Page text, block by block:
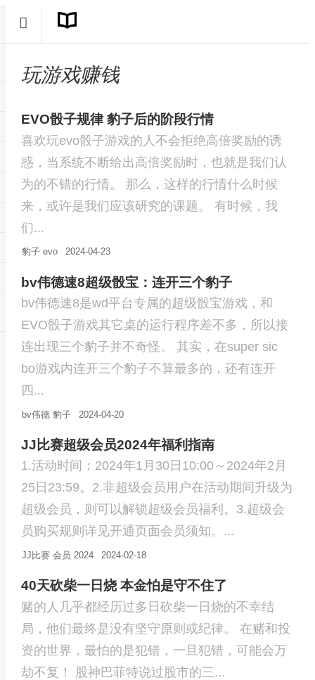
玩游戏赚钱
EVO骰子规律 豹子后的阶段行情
喜欢玩evo骰子游戏的人不会拒绝高倍奖励的诱
惑，当系统不断给出高倍奖励时，也就是我们认
为的不错的行情。 那么，这样的行情什么时候
来，或许是我们应该研究的课题。 有时候，我
们...
豹子 evo 2024-04-23
bv伟德速8超级骰宝：连开三个豹子
bv伟德速8是wd平台专属的超级骰宝游戏，和
EVO骰子游戏其它桌的运行程序差不多，所以接
连出现三个豹子并不奇怪。 其实，在super sic
bo游戏内连开三个豹子不算最多的，还有连开
四...
bv伟德 豹子 2024-04-20
JJ比赛超级会员2024年福利指南
1.活动时间：2024年1月30日10:00～2024年2月
25日23:59。2.非超级会员用户在活动期间升级为
超级会员，则可以解锁超级会员福利。3.超级会
员购买规则详见开通页面会员须知。...
JJ比赛 会员 2024 2024-02-18
40天砍柴一日烧 本金怕是守不住了
赌的人几乎都经历过多日砍柴一日烧的不幸结
局，他们最终是没有坚守原则或纪律。 在赌和投
资的世界，最怕的是犯错，一旦犯错，可能会万
劫不复！ 股神巴菲特说过股市的三...